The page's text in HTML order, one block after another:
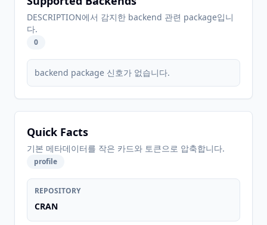
DESCRIPTION에서 감지한 backend 관련 package입니
다.
0
backend package 신호가 없습니다.
Quick Facts
기본 메타데이터를 작은 카드와 토큰으로 압축합니다.
profile
REPOSITORY
CRAN